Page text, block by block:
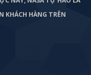
KHÁCH HÀNG TRÊN